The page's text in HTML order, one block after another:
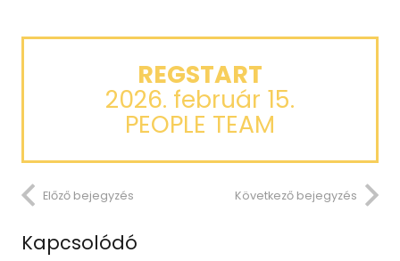
REGSTART
2026. február 15.
PEOPLE TEAM
Előző bejegyzés Következő bejegyzés
Kapcsolódó